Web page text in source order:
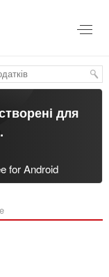
для
.
for Android